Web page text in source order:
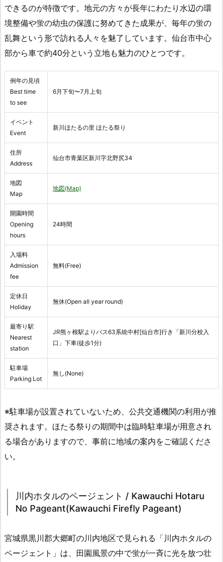
できるのが特徴です。地元の方々が長年にわたり水辺の環
境整備や蛍の幼虫の保護に努めてきた成果が、毎年の蛍の
乱舞という形で訪れる人々を魅了しています。仙台市中心
部から車で約40分という立地も魅力のひとつです。
例年の見頃
Best time
to see
6月下旬〜7月上旬
イベント
Event
新川ほたるの里 ほたる祭り
住所
Address
仙台市青葉区新川字北野尻34
地図
Map
地図(Map)
開園時間
Opening
hours
24時間
入場料
Admission
fee
無料(Free)
定休日
Holiday
無休(Open all year round)
最寄り駅
Nearest
station
JR熊ヶ根駅よりバス63系統中村[仙台市]行き「新川分校入
口」下車(徒歩1分)
駐車場
Parking Lot
無し(None)
※駐車場が設置されていないため、公共交通機関の利用が推
奨されます。ほたる祭りの期間中は臨時駐車場が用意され
る場合がありますので、事前に地域の案内をご確認くださ
い。
川内ホタルのページェント / Kawauchi Hotaru
No Pageant(Kawauchi Firefly Pageant)
宮城県黒川郡大郷町の川内地区で見られる「川内ホタルの
ページェント」は、田園風景の中で蛍が一斉に光を放つ壮